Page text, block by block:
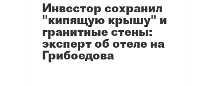
Инвестор сохранил
"кипящую крышу" и
гранитные стены:
эксперт об отеле на
Грибоедова